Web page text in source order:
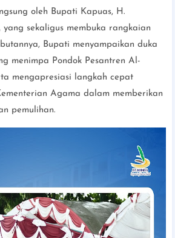
oleh Bupati Kapuas, H.
yang sekaligus membuka rangkaian
Bupati menyampaikan duka
menimpa Pondok Pesantren Al-
mengapresiasi langkah cepat
Agama dalam memberikan
pemulihan.